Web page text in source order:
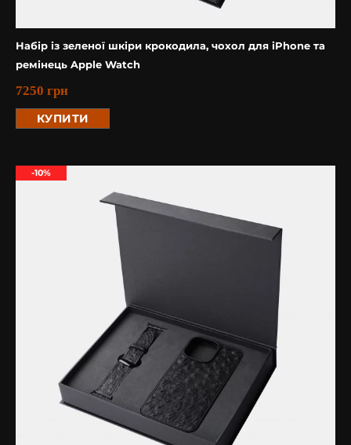
Набір із зеленої шкіри крокодила, чохол для iPhone та
ремінець Apple Watch
7250 грн
КУПИТИ
-10%